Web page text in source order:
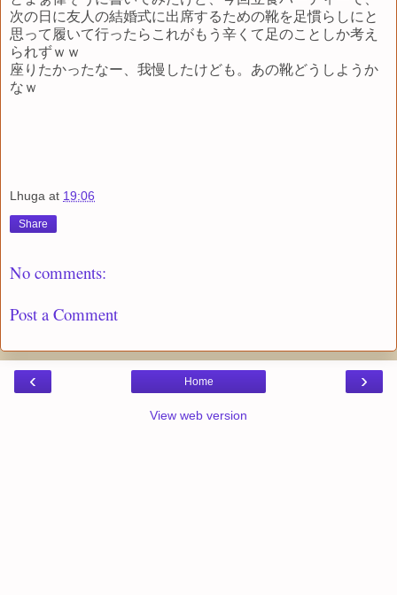
次の日に友人の結婚式に出席するための靴を足慣らしにと
思って履いて行ったらこれがもう辛くて足のことしか考え
られずｗｗ
座りたかったなー、我慢したけども。あの靴どうしようか
なｗ
Lhuga at 19:06
Share
No comments:
Post a Comment
‹ ›
Home
View web version